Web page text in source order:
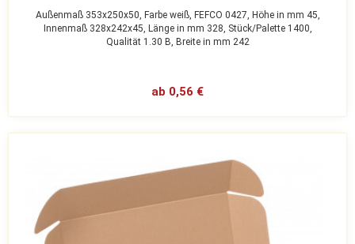
Außenmaß 353x250x50, Farbe weiß, FEFCO 0427, Höhe in mm 45,
Innenmaß 328x242x45, Länge in mm 328, Stück/Palette 1400,
Qualität 1.30 B, Breite in mm 242
ab 0,56 €